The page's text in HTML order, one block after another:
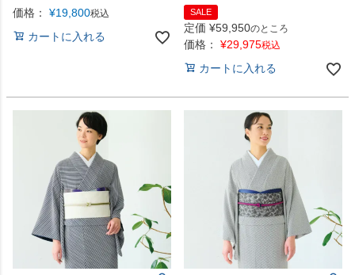
価格：
¥19,800税込
カートに入れる
SALE
定価 ¥59,950のところ
価格： ¥29,975税込
カートに入れる